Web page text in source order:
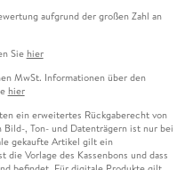
aufgrund der großen Zahl an
Sie hier
MwSt. Informationen über den
hier
ein erweitertes Rückgaberecht von
Bild-, Ton- und Datenträgern ist nur bei
gekaufte Artikel gilt ein
Vorlage des Kassenbons und dass